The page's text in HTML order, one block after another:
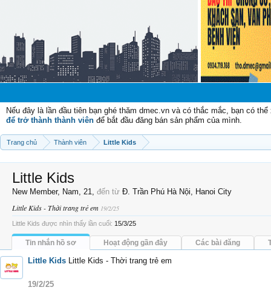
Nếu đây là lần đầu tiên bạn ghé thăm dmec.vn và có thắc mắc, bạn có
để trở thành thành viên để bắt đầu đăng bán sản phẩm của mình.
Trang chủ Thành viên Little Kids
Little Kids
New Member, Nam, 21, đến từ Đ. Trần Phú Hà Nội, Hanoi City
Little Kids - Thời trang trẻ em 19/2/25
Little Kids được nhìn thấy lần cuối: 15/3/25
Tin nhắn hồ sơ Hoạt động gần đây Các bài đăng
Little Kids Little Kids - Thời trang trẻ em
19/2/25